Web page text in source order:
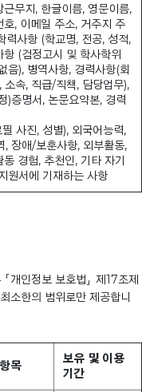
무지, 한글이름, 영문이름,
, 이메일 주소, 거주지 주
력사항 (학교명, 전공, 성적,
(검정고시 및 학사학위
음), 병역사항, 경력사항(회
소속, 직급/직책, 담당업무),
)증명서, 논문요약본, 경력
사진, 성별), 외국어능력,
, 장애/보훈사항, 외부활동,
경험, 추천인, 기타 자기
원서에 기재하는 사항
개인정보 보호법」 제17조제
소한의 범위로만 제공합니
목
보유 및 이용
기간